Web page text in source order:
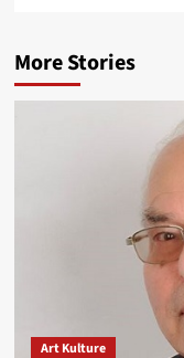
More Stories
Art Kulture